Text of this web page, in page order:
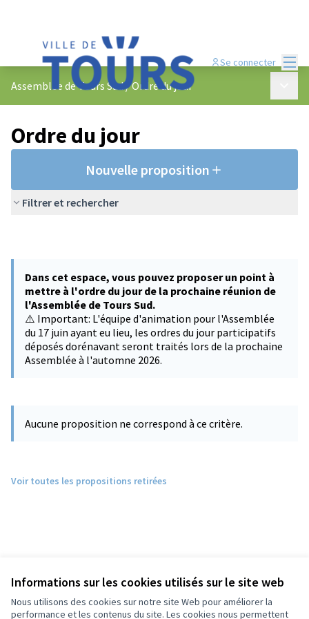
Informations sur les cookies utilisés sur le site web
Nous utilisons des cookies sur notre site Web pour améliorer la
performance et les contenus du site. Les cookies nous permettent
Se connecter
Assemblée de Tours Sud/Ordre du jour
Ordre du jour
Nouvelle proposition
Filtrer et rechercher
Dans cet espace, vous pouvez proposer un point à
mettre à l'ordre du jour de la prochaine réunion de
l'Assemblée de Tours Sud.
⚠️ Important: L'équipe d'animation pour l'Assemblée
du 17 juin ayant eu lieu, les ordres du jour participatifs
déposés dorénavant seront traités lors de la prochaine
Assemblée à l'automne 2026.
Aucune proposition ne correspond à ce critère.
Voir toutes les propositions retirées